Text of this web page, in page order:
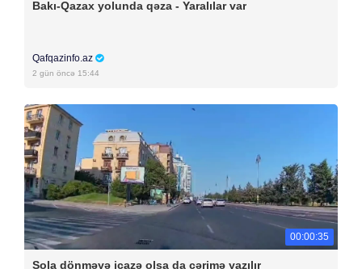
Bakı-Qazax yolunda qəza - Yaralılar var
Qafqazinfo.az
2 gün öncə 15:44
00:00:35
Sola dönməyə icazə olsa da cərimə yazılır